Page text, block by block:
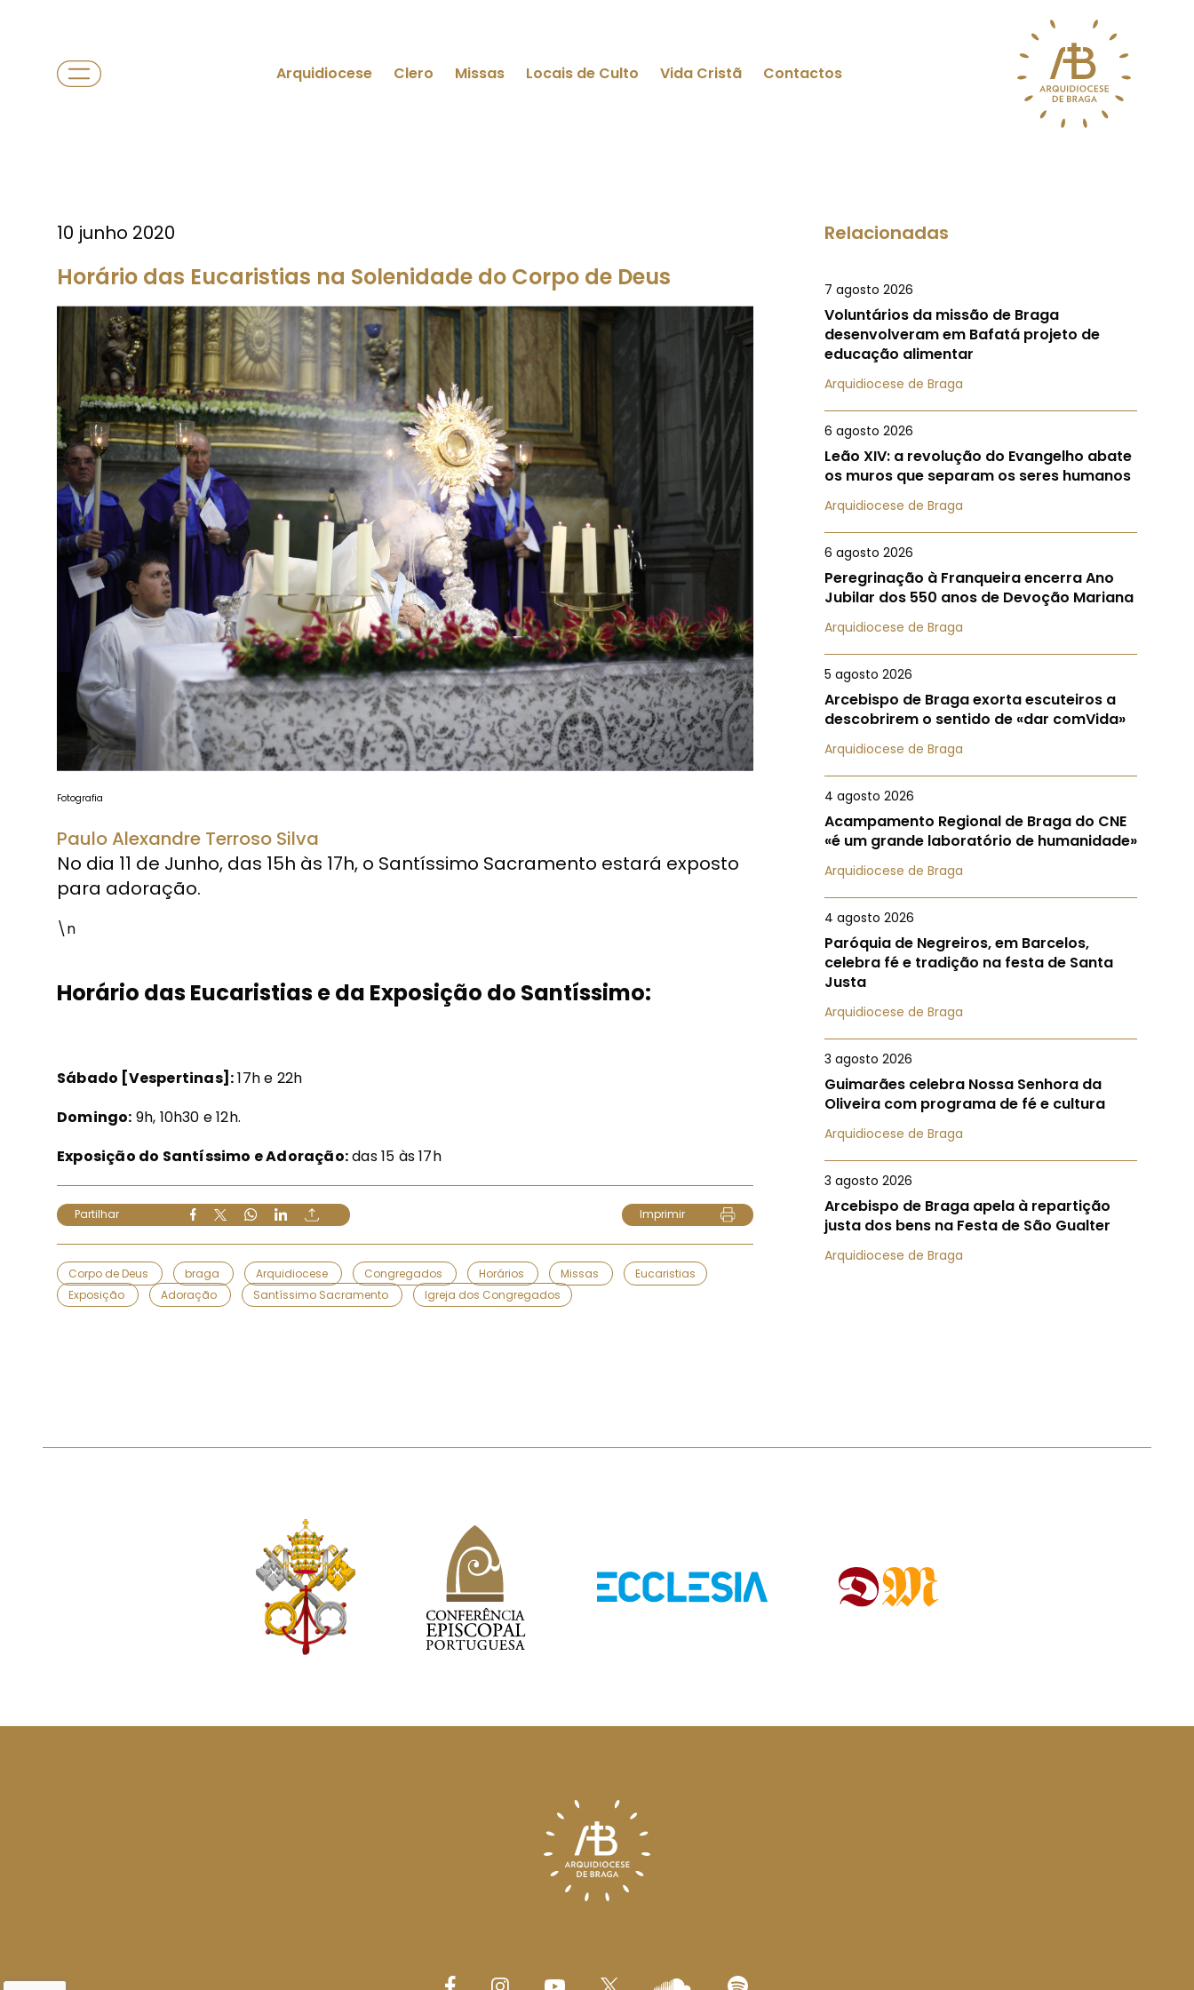
Arquidiocese Clero Missas Locais de Culto Vida Cristã Contactos
10 junho 2020
Horário das Eucaristias na Solenidade do Corpo de Deus
Fotografia
Paulo Alexandre Terroso Silva
No dia 11 de Junho, das 15h às 17h, o Santíssimo Sacramento estará exposto
para adoração.
\n
Horário das Eucaristias e da Exposição do Santíssimo:
Sábado [Vespertinas]:17h e 22h
Domingo: 9h, 10h30 e 12h.
Exposição do Santíssimo e Adoração:das 15 às 17h
Partilhar Imprimir
Corpo de Deus braga Arquidiocese Congregados Horários Missas
Eucaristias
Exposição
Adoração Santíssimo Sacramento Igreja dos Congregados
Relacionadas
7 agosto 2026
Voluntários da missão de Braga
desenvolveram em Bafatá projeto de
educação alimentar
Arquidiocese de Braga
6 agosto 2026
Leão XIV: a revolução do Evangelho abate
os muros que separam os seres humanos
Arquidiocese de Braga
6 agosto 2026
Peregrinação à Franqueira encerra Ano
Jubilar dos 550 anos de Devoção Mariana
Arquidiocese de Braga
5 agosto 2026
Arcebispo de Braga exorta escuteiros a
descobrirem o sentido de «dar comVida»
Arquidiocese de Braga
4 agosto 2026
Acampamento Regional de Braga do CNE
«é um grande laboratório de humanidade»
Arquidiocese de Braga
4 agosto 2026
Paróquia de Negreiros, em Barcelos,
celebra fé e tradição na festa de Santa
Justa
Arquidiocese de Braga
3 agosto 2026
Guimarães celebra Nossa Senhora da
Oliveira com programa de fé e cultura
Arquidiocese de Braga
3 agosto 2026
Arcebispo de Braga apela à repartição
justa dos bens na Festa de São Gualter
Arquidiocese de Braga